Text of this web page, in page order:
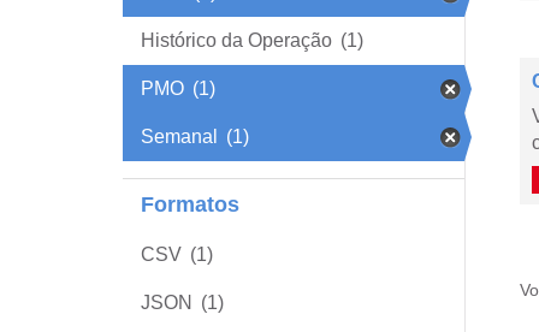
Histórico da Operação (1)
PMO (1)
Semanal (1)
Formatos
CSV (1)
JSON (1)